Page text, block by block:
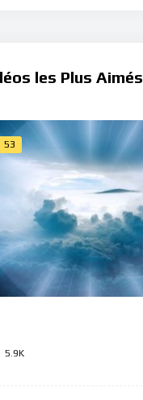
les Plus Aimés
53
5.9K